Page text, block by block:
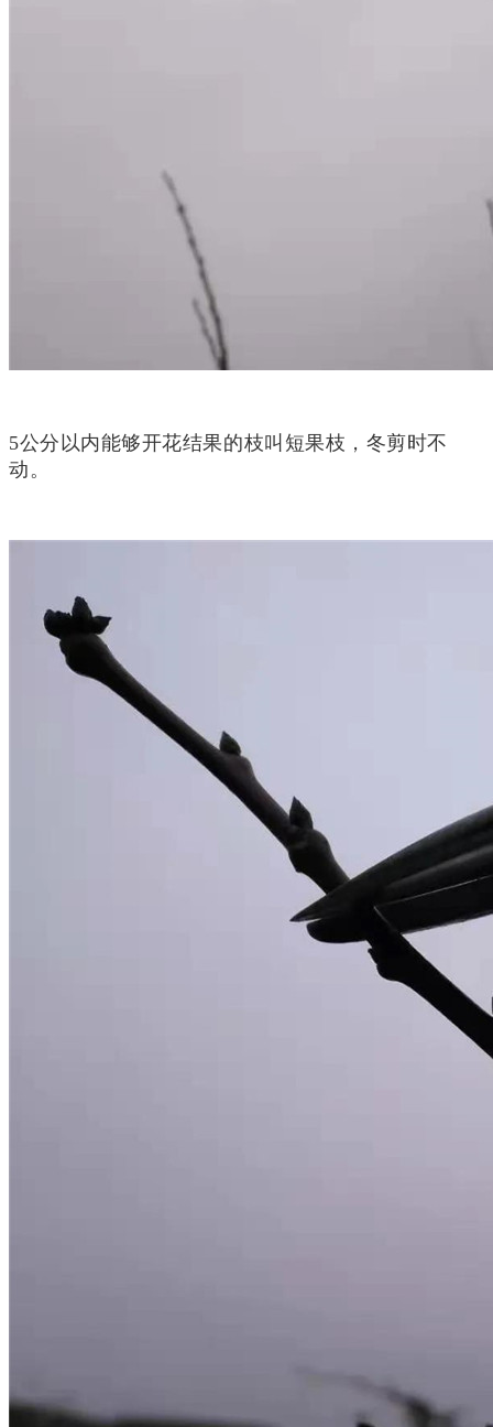
5公分以内能够开花结果的枝叫短果枝，冬剪时不
动。